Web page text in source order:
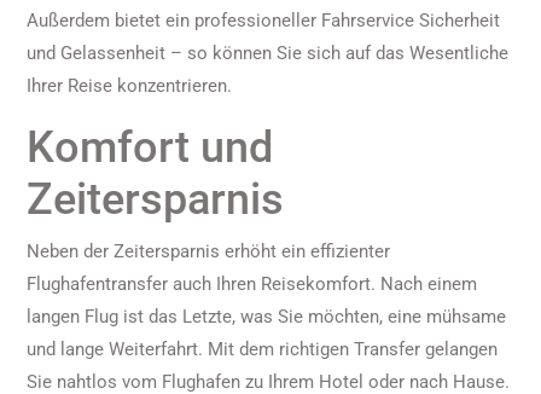
Außerdem bietet ein professioneller Fahrservice Sicherheit
und Gelassenheit – so können Sie sich auf das Wesentliche
Ihrer Reise konzentrieren.
Komfort und
Zeitersparnis
Neben der Zeitersparnis erhöht ein effizienter
Flughafentransfer auch Ihren Reisekomfort. Nach einem
langen Flug ist das Letzte, was Sie möchten, eine mühsame
und lange Weiterfahrt. Mit dem richtigen Transfer gelangen
Sie nahtlos vom Flughafen zu Ihrem Hotel oder nach Hause.